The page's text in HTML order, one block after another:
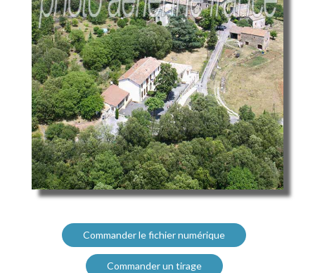
Commander le fichier numérique
Commander un tirage